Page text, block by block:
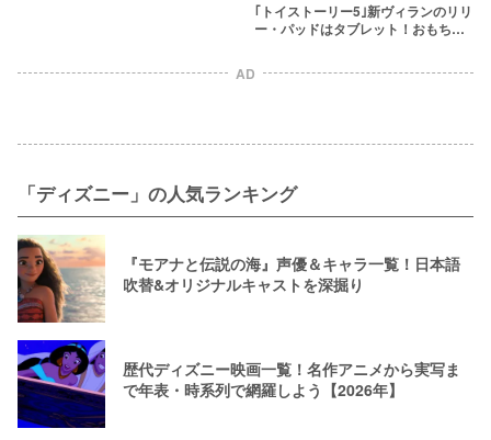
｢トイストーリー5｣新ヴィランのリリ
ー・パッドはタブレット！おもちゃ
AD
「ディズニー」の人気ランキング
『モアナと伝説の海』声優＆キャラ一覧！日本語
吹替&オリジナルキャストを深掘り
歴代ディズニー映画一覧！名作アニメから実写ま
で年表・時系列で網羅しよう【2026年】